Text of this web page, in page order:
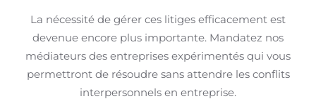
La nécessité de gérer ces litiges efficacement est
devenue encore plus importante. Mandatez nos
médiateurs des entreprises expérimentés qui vous
permettront de résoudre sans attendre les conflits
interpersonnels en entreprise.